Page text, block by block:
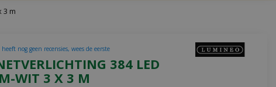
3 m
384 LED
WIT 3 X 3 M
nog geen recensies, wees de eerste